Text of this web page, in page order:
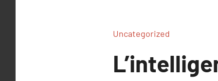
Uncategorized